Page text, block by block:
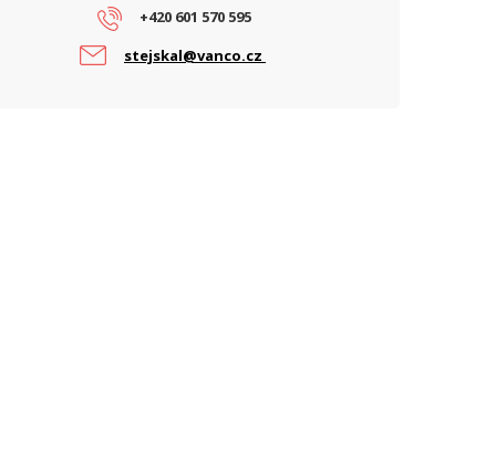
PARAMETRY OPTIKA
+420 601 570 595
stejskal@vanco.cz